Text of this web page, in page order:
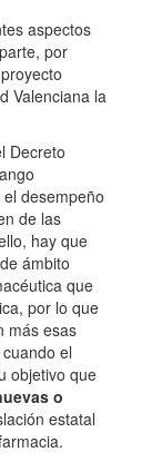
aspectos
por
Valenciana la
Decreto
desempeño
de las
hay que
ámbito
que
por lo que
más esas
el
objetivo que
o
estatal